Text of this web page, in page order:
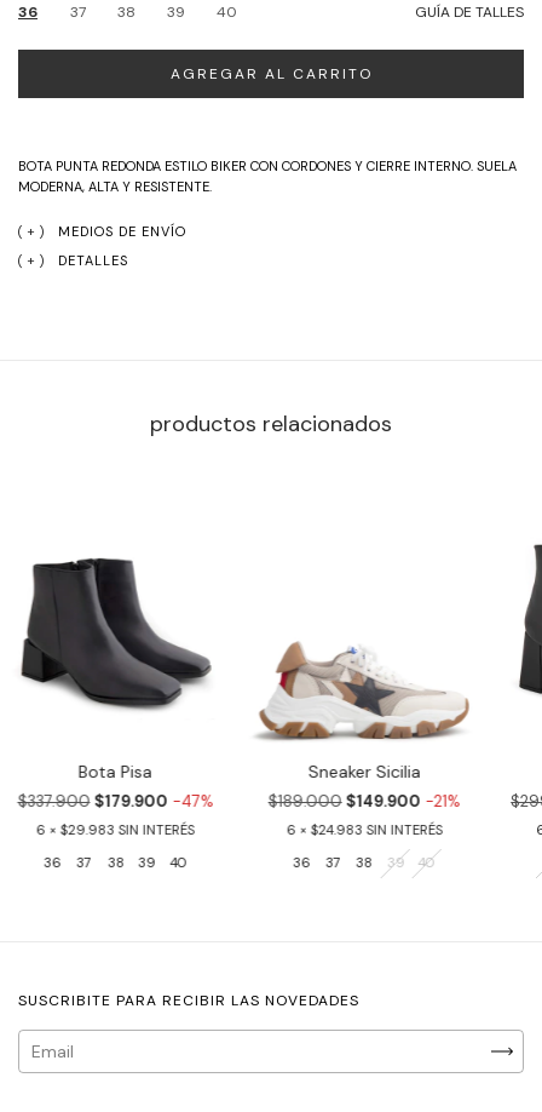
36 37 38 39 40 GUÍA DE TALLES
BOTA PUNTA REDONDA ESTILO BIKER CON CORDONES Y CIERRE INTERNO. SUELA
MODERNA, ALTA Y RESISTENTE.
MEDIOS DE ENVÍO
DETALLES
productos relacionados
Bota Pisa
$337.900 $179.900 -47%
6
$29.983
36
37 38 39 40
Sneaker Sicilia
$189.000$149.900 -21%
6
$24.983
36
37 38 39 40
SUSCRIBITE PARA RECIBIR LAS NOVEDADES